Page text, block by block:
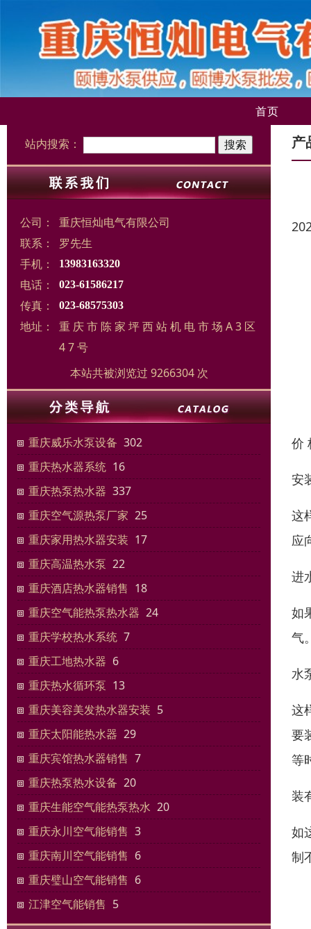
首页
站内搜索：
公司：
重庆恒灿电气有限公司
联系：
罗先生
手机：
13983163320
电话： 023-61586217
传真： 023-68575303
地址：
重 庆 市 陈 家 坪 西 站 机 电 市 场 A 3 区
4 7 号
本站共被浏览过 9266304 次
重庆威乐水泵设备 302
重庆热水器系统 16
重庆热泵热水器 337
重庆空气源热泵厂家 25
重庆家用热水器安装 17
重庆高温热水泵 22
重庆酒店热水器销售 18
重庆空气能热泵热水器 24
重庆学校热水系统 7
重庆工地热水器 6
重庆热水循环泵 13
重庆美容美发热水器安装 5
重庆太阳能热水器 29
重庆宾馆热水器销售 7
重庆热泵热水设备 20
重庆生能空气能热泵热水 20
重庆永川空气能销售 3
重庆南川空气能销售 6
重庆璧山空气能销售 6
江津空气能销售 5
产
价
安
这
应
进
如
气
水
这
要
等
装
如
制